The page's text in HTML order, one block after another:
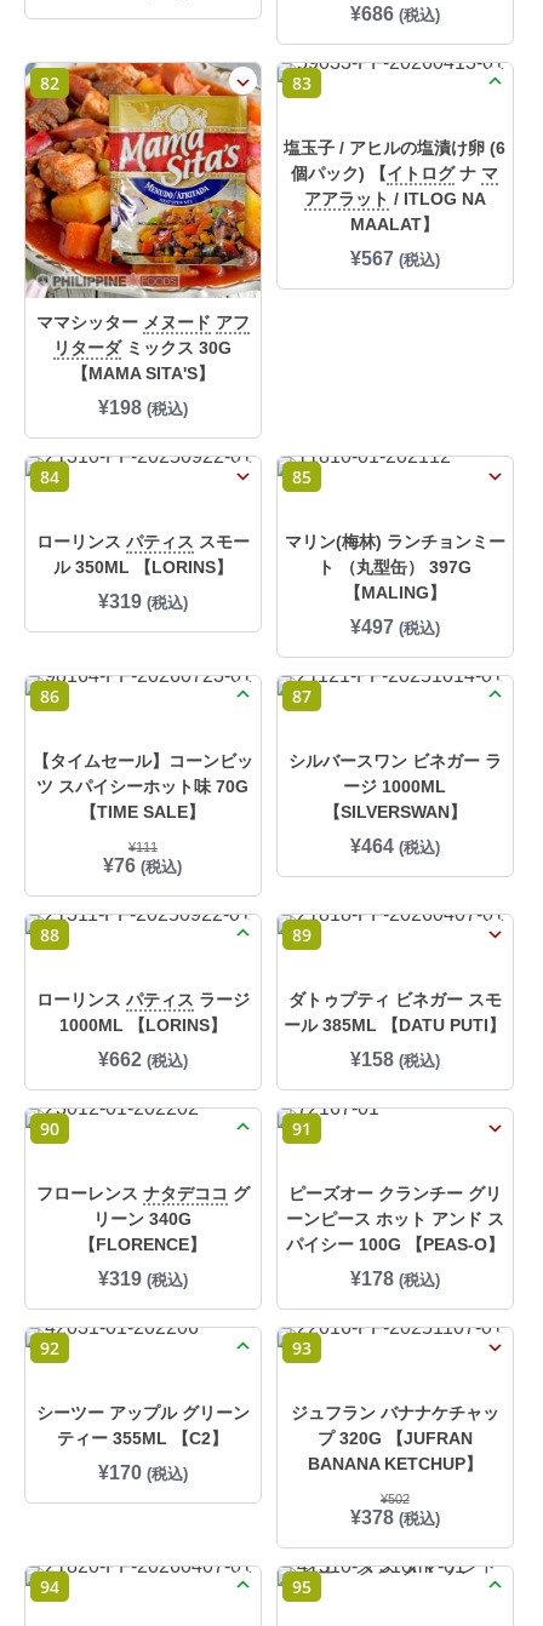
。
。
¥686 (税込)
82
ママシッター メヌード アフ
リターダミックス 30G
【MAMA SITA'S】
¥198 (税込)
83
塩玉子 / アヒルの塩漬け卵 (6
個パック) 【イトログナ マ
アアラット / ITLOG NA
MAALAT】
¥567 (税込)
84
ローリンス パティス スモー
ル 350ML 【LORINS】
¥319 (税込)
85
マリン(梅林) ランチョンミー
ト （丸型缶） 397G
【MALING】
¥497 (税込)
86
【タイムセール】コーンビッ
ツ スパイシーホット味 70G
【TIME SALE】
¥111
元
価
格
1
1
し
。
¥76現
の
価
7
6
で
す
(税込)
87
シルバースワン ビネガー ラ
ージ 1000ML
【SILVERSWAN】
¥464 (税込)
88
ローリンス パティス ラージ
1000ML 【LORINS】
¥662 (税込)
89
ダトゥプティ ビネガー スモ
ール 385ML 【DATU PUTI】
¥158 (税込)
90
フローレンス ナタデココ グ
リーン 340G
【FLORENCE】
¥319 (税込)
91
ピーズオー クランチー グリ
ーンピース ホット アンド ス
パイシー 100G 【PEAS-O】
¥178 (税込)
92
シーツー アップル グリーン
ティー 355ML 【C2】
¥170 (税込)
93
ジュフラン バナナケチャッ
プ 320G 【JUFRAN
BANANA KETCHUP】
¥502
元
価
格
¥378現
の
価
(税込)
94 95